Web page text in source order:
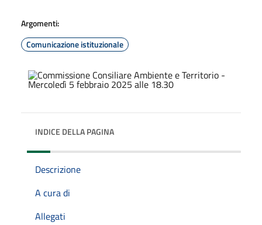
Argomenti:
Comunicazione istituzionale
INDICE DELLA PAGINA
Descrizione
A cura di
Allegati